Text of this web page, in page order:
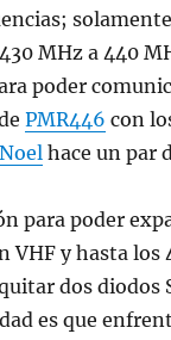
MHz a 440
poder
PMR446 con
hace un par
para poder
VHF y hasta los
dos diodos
es que